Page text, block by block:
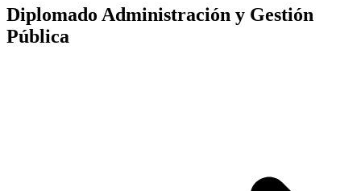
Diplomado Administración y Gestión
Pública